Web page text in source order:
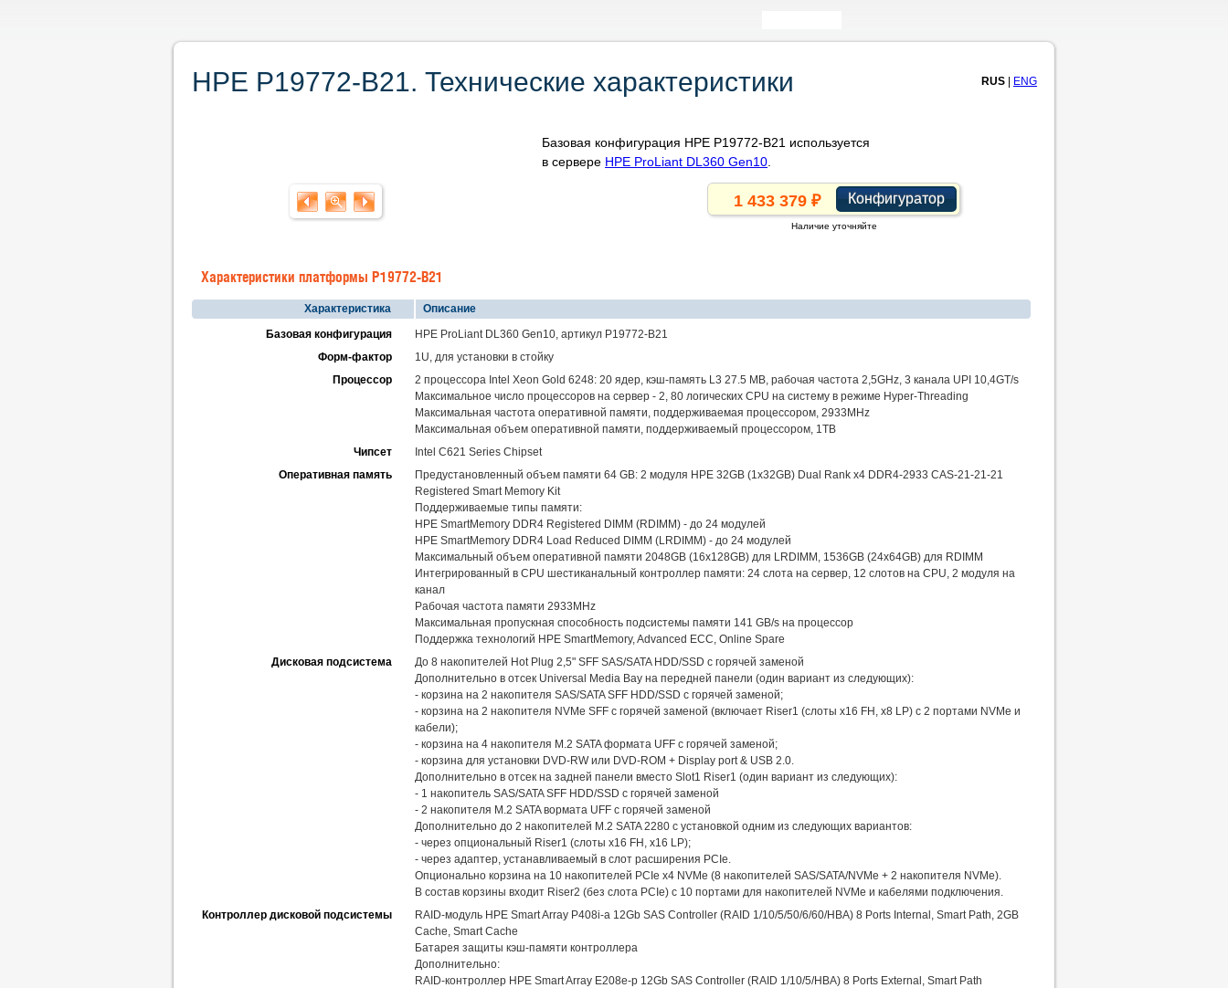
HPE P19772-B21. Технические характеристики RUS ENG
Базовая конфигурация HPE P19772-B21 используется
в сервере HPE ProLiant DL360 Gen10
Конфигуратор
Наличие уточняйте
Характеристики платформы P19772-B21
Характеристика
Описание
Базовая конфигурация
HPE ProLiant DL360 Gen10, артикул P19772-B21
Форм-фактор
1U, для установки в стойку
Процессор
2 процессора Intel Xeon Gold 6248: 20 ядер, кэш-память L3 27.5 MB, рабочая частота 2,5GHz, 3 канала UPI 10,4GT/s
Максимальное число процессоров на сервер - 2, 80 логических CPU на систему в режиме Hyper-Threading
Максимальная частота оперативной памяти, поддерживаемая процессором, 2933MHz
Максимальная объем оперативной памяти, поддерживаемый процессором, 1TB
Чипсет
Intel C621 Series Chipset
Оперативная память
Предустановленный объем памяти 64 GB: 2 модуля HPE 32GB (1x32GB) Dual Rank x4 DDR4-2933 CAS-21-21-21
Registered Smart Memory Kit
Поддерживаемые типы памяти:
HPE SmartMemory DDR4 Registered DIMM (RDIMM) - до 24 модулей
HPE SmartMemory DDR4 Load Reduced DIMM (LRDIMM) - до 24 модулей
Максимальный объем оперативной памяти 2048GB (16x128GB) для LRDIMM, 1536GB (24x64GB) для RDIMM
Интегрированный в CPU шестиканальный контроллер памяти: 24 слота на сервер, 12 слотов на CPU, 2 модуля на
канал
Рабочая частота памяти 2933MHz
Максимальная пропускная способность подсистемы памяти 141 GB/s на процессор
Поддержка технологий HPE SmartMemory, Advanced ECC, Online Spare
Дисковая подсистема
До 8 накопителей Hot Plug 2,5" SFF SAS/SATA HDD/SSD с горячей заменой
Дополнительно в отсек Universal Media Bay на передней панели (один вариант из следующих):
- корзина на 2 накопителя SAS/SATA SFF HDD/SSD с горячей заменой;
- корзина на 2 накопителя NVMe SFF с горячей заменой (включает Riser1 (слоты x16 FH, x8 LP) с 2 портами NVMe и
кабели);
- корзина на 4 накопителя M.2 SATA формата UFF с горячей заменой;
- корзина для установки DVD-RW или DVD-ROM + Display port & USB 2.0.
Дополнительно в отсек на задней панели вместо Slot1 Riser1 (один вариант из следующих):
- 1 накопитель SAS/SATA SFF HDD/SSD с горячей заменой
- 2 накопителя M.2 SATA вормата UFF с горячей заменой
Дополнительно до 2 накопителей M.2 SATA 2280 с установкой одним из следующих вариантов:
- через опциональный Riser1 (слоты x16 FH, x16 LP);
- через адаптер, устанавливаемый в слот расширения PCIe.
Опционально корзина на 10 накопителей PCIe x4 NVMe (8 накопителей SAS/SATA/NVMe + 2 накопителя NVMe).
В состав корзины входит Riser2 (без слота PCIe) c 10 портами для накопителей NVMe и кабелями подключения.
Контроллер дисковой подсистемы
RAID-модуль HPE Smart Array P408i-a 12Gb SAS Controller (RAID 1/10/5/50/6/60/HBA) 8 Ports Internal, Smart Path, 2GB
Cache, Smart Cache
Батарея защиты кэш-памяти контроллера
Дополнительно:
RAID-контроллер HPE Smart Array E208e-p 12Gb SAS Controller (RAID 1/10/5/HBA) 8 Ports External, Smart Path